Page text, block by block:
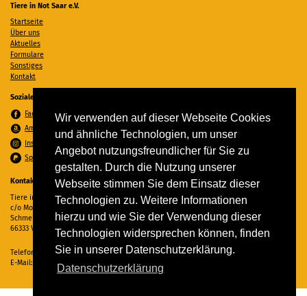
Wir verwenden auf dieser Webseite Cookies
und ähnliche Technologien, um unser
Angebot nutzungsfreundlicher für Sie zu
gestalten. Durch die Nutzung unserer
Webseite stimmen Sie dem Einsatz dieser
Technologien zu. Weitere Informationen
hierzu und wie Sie der Verwendung dieser
Technologien widersprechen können, finden
Sie in unserer Datenschutzerklärung.
Datenschutzerklärung
Tiere in Not Saar e.V.
Startseite
Über uns
Aktuelles
Formulare
Sonstiges
Kontakt
Soziale Medien
Facebook
Amazon Wunschzettel
Instagram
Spenden per PayPal
Kontakt
Tiere in Not Saar e.V.
c/o Monika Ewen
Schmelzer Straße 22
66333 Völklingen
Telefon:
06898 294862
E-Mail:
info@tiere-in-not-saar.de